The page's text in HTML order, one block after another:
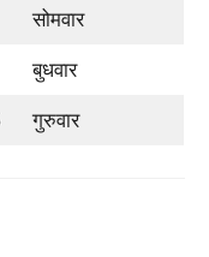
सोमवार
बुधवार
गुरुवार